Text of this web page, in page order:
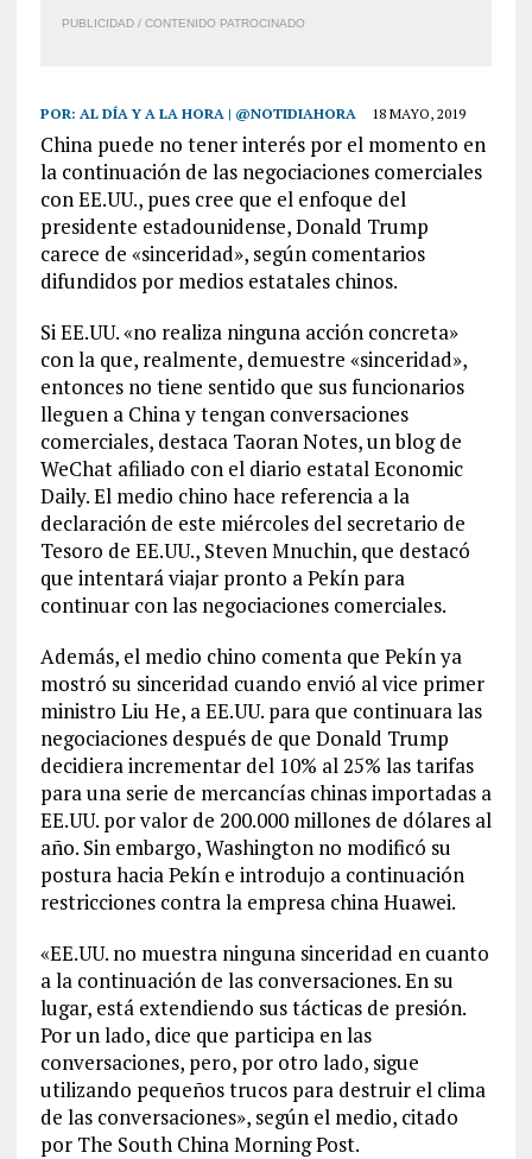
PUBLICIDAD / CONTENIDO PATROCINADO
POR: AL DÍA Y A LA HORA | @NOTIDIAHORA 18 MAYO, 2019
China puede no tener interés por el momento en
la continuación de las negociaciones comerciales
con EE.UU., pues cree que el enfoque del
presidente estadounidense, Donald Trump
carece de «sinceridad», según comentarios
difundidos por medios estatales chinos.
Si EE.UU. «no realiza ninguna acción concreta»
con la que, realmente, demuestre «sinceridad»,
entonces no tiene sentido que sus funcionarios
lleguen a China y tengan conversaciones
comerciales, destaca Taoran Notes, un blog de
WeChat afiliado con el diario estatal Economic
Daily. El medio chino hace referencia a la
declaración de este miércoles del secretario de
Tesoro de EE.UU., Steven Mnuchin, que destacó
que intentará viajar pronto a Pekín para
continuar con las negociaciones comerciales.
Además, el medio chino comenta que Pekín ya
mostró su sinceridad cuando envió al vice primer
ministro Liu He, a EE.UU. para que continuara las
negociaciones después de que Donald Trump
decidiera incrementar del 10% al 25% las tarifas
para una serie de mercancías chinas importadas a
EE.UU. por valor de 200.000 millones de dólares al
año. Sin embargo, Washington no modificó su
postura hacia Pekín e introdujo a continuación
restricciones contra la empresa china Huawei.
«EE.UU. no muestra ninguna sinceridad en cuanto
a la continuación de las conversaciones. En su
lugar, está extendiendo sus tácticas de presión.
Por un lado, dice que participa en las
conversaciones, pero, por otro lado, sigue
utilizando pequeños trucos para destruir el clima
de las conversaciones», según el medio, citado
por The South China Morning Post.